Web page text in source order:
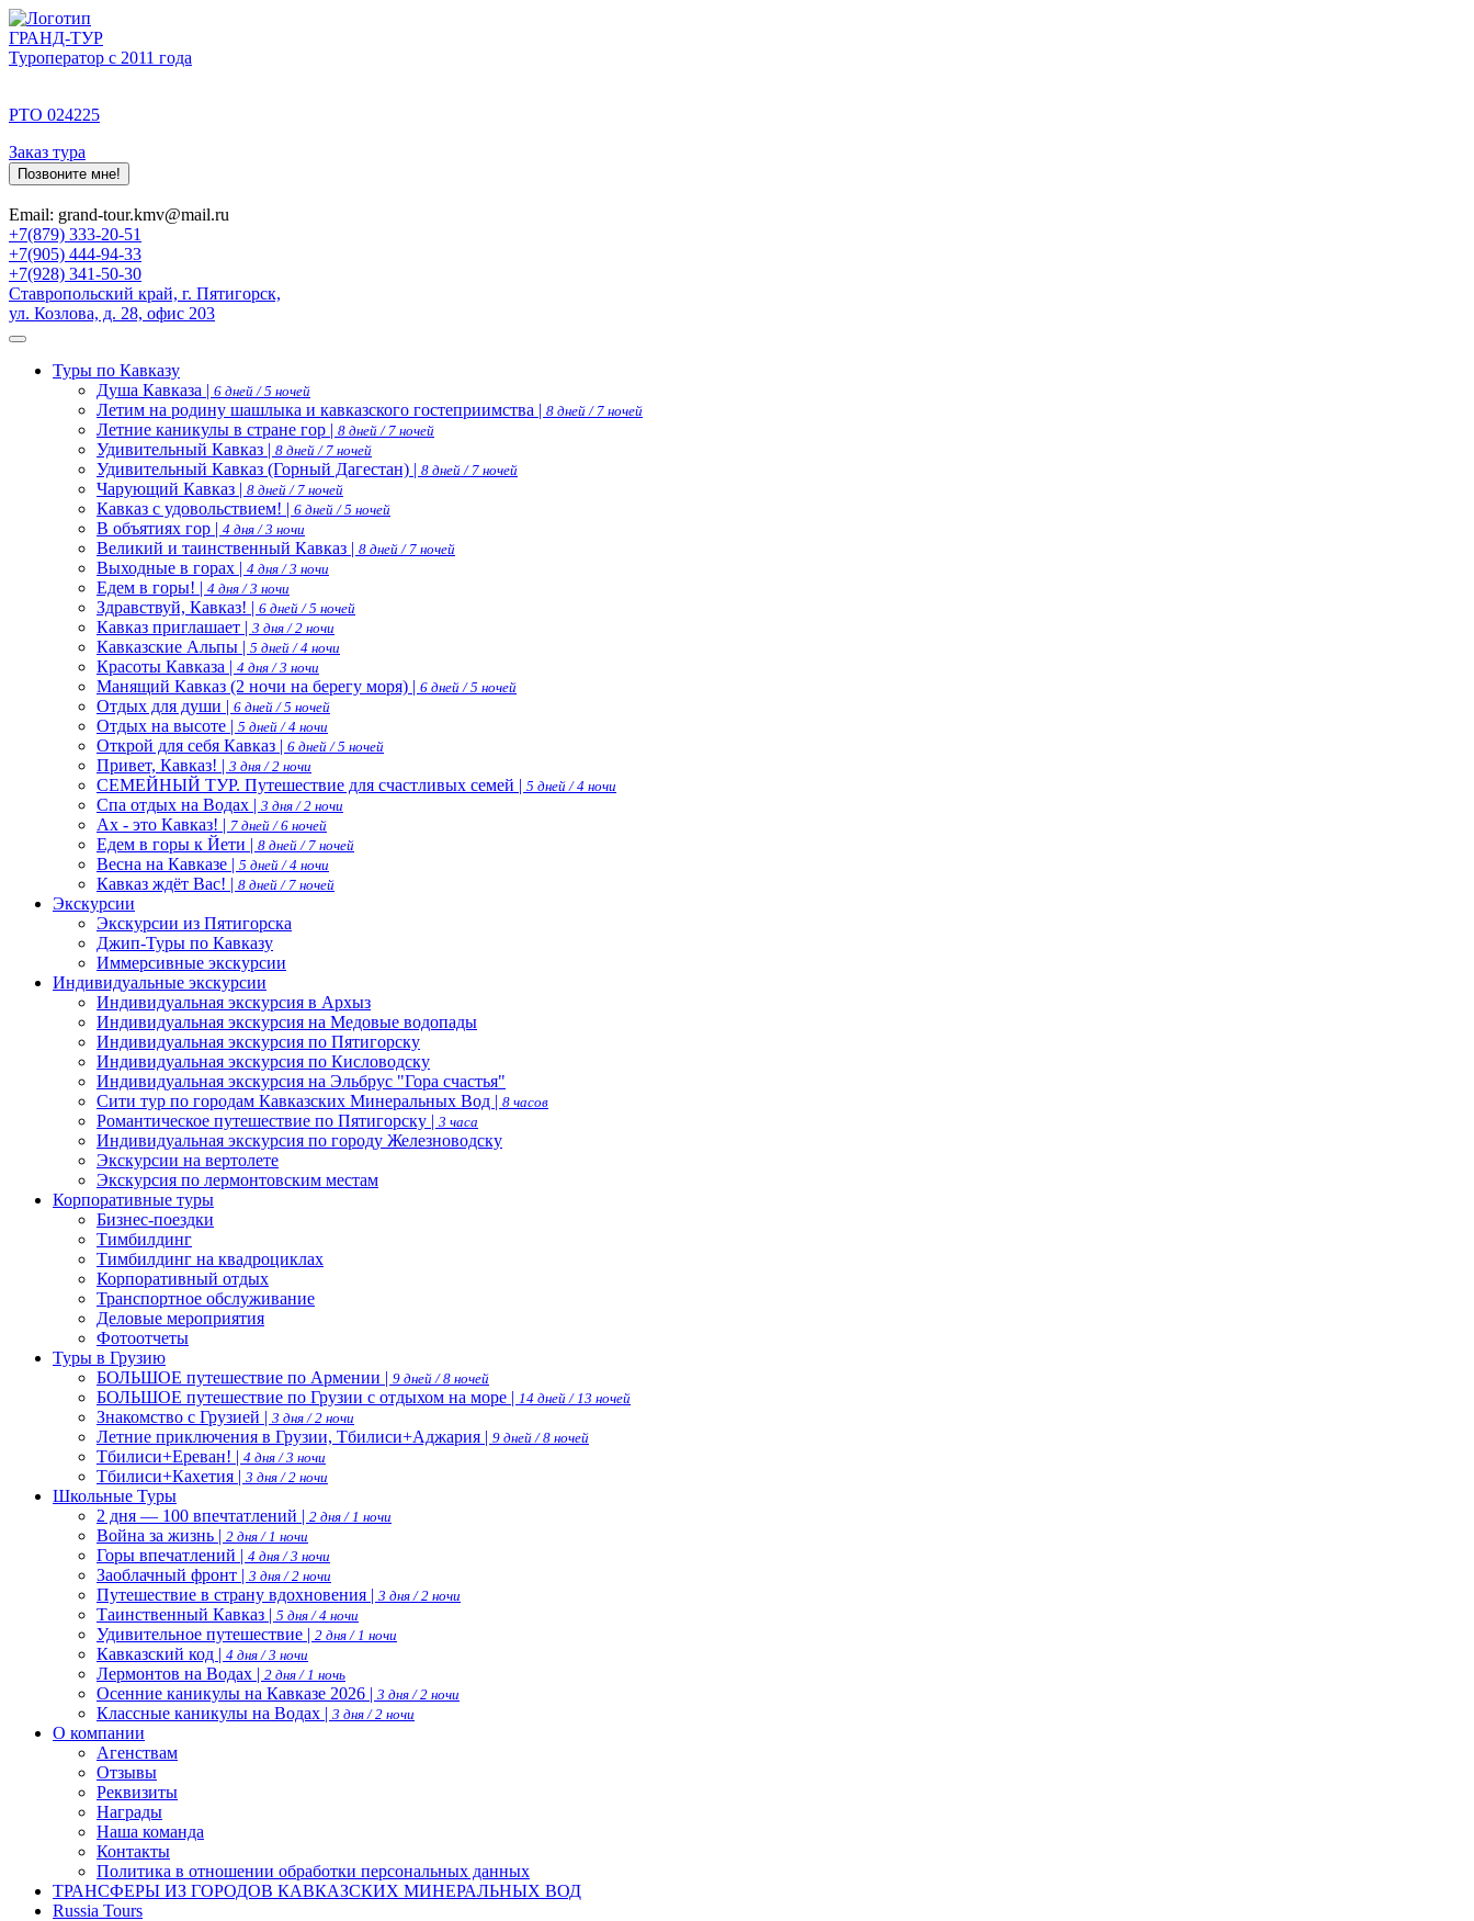
ГРАНД-ТУР
Туроператор с 2011 года
РТО 024225
Заказ тура
Позвоните мне!
Email: grand-tour.kmv@mail.ru
+7(879) 333-20-51
+7(905) 444-94-33
+7(928) 341-50-30
Ставропольский край, г. Пятигорск,
ул. Козлова, д. 28, офис 203
Туры по Кавказу
Душа Кавказа | 6 дней / 5 ночей
Летим на родину шашлыка и кавказского гостеприимства | 8 дней / 7 ночей
Летние каникулы в стране гор | 8 дней / 7 ночей
Удивительный Кавказ | 8 дней / 7 ночей
Удивительный Кавказ (Горный Дагестан) | 8 дней / 7 ночей
Чарующий Кавказ | 8 дней / 7 ночей
Кавказ с удовольствием! | 6 дней / 5 ночей
В объятиях гор | 4 дня / 3 ночи
Великий и таинственный Кавказ | 8 дней / 7 ночей
Выходные в горах | 4 дня / 3 ночи
Едем в горы! | 4 дня / 3 ночи
Здравствуй, Кавказ! | 6 дней / 5 ночей
Кавказ приглашает | 3 дня / 2 ночи
Кавказские Альпы | 5 дней / 4 ночи
Красоты Кавказа | 4 дня / 3 ночи
Манящий Кавказ (2 ночи на берегу моря) | 6 дней / 5 ночей
Отдых для души | 6 дней / 5 ночей
Отдых на высоте | 5 дней / 4 ночи
Открой для себя Кавказ | 6 дней / 5 ночей
Привет, Кавказ! | 3 дня / 2 ночи
СЕМЕЙНЫЙ ТУР. Путешествие для счастливых семей | 5 дней / 4 ночи
Спа отдых на Водах | 3 дня / 2 ночи
Ах - это Кавказ! | 7 дней / 6 ночей
Едем в горы к Йети | 8 дней / 7 ночей
Весна на Кавказе | 5 дней / 4 ночи
Кавказ ждёт Вас! | 8 дней / 7 ночей
Экскурсии
Экскурсии из Пятигорска
Джип-Туры по Кавказу
Иммерсивные экскурсии
Индивидуальные экскурсии
Индивидуальная экскурсия в Архыз
Индивидуальная экскурсия на Медовые водопады
Индивидуальная экскурсия по Пятигорску
Индивидуальная экскурсия по Кисловодску
Индивидуальная экскурсия на Эльбрус "Гора счастья"
Сити тур по городам Кавказских Минеральных Вод | 8 часов
Романтическое путешествие по Пятигорску | 3 часа
Индивидуальная экскурсия по городу Железноводску
Экскурсии на вертолете
Экскурсия по лермонтовским местам
Корпоративные туры
Бизнес-поездки
Тимбилдинг
Тимбилдинг на квадроциклах
Корпоративный отдых
Транспортное обслуживание
Деловые мероприятия
Фотоотчеты
Туры в Грузию
БОЛЬШОЕ путешествие по Армении | 9 дней / 8 ночей
БОЛЬШОЕ путешествие по Грузии с отдыхом на море | 14 дней / 13 ночей
Знакомство с Грузией | 3 дня / 2 ночи
Летние приключения в Грузии, Тбилиси+Аджария | 9 дней / 8 ночей
Тбилиси+Ереван! | 4 дня / 3 ночи
Тбилиси+Кахетия | 3 дня / 2 ночи
Школьные Туры
2 дня — 100 впечтатлений | 2 дня / 1 ночи
Война за жизнь | 2 дня / 1 ночи
Горы впечатлений | 4 дня / 3 ночи
Заоблачный фронт | 3 дня / 2 ночи
Путешествие в страну вдохновения | 3 дня / 2 ночи
Таинственный Кавказ | 5 дня / 4 ночи
Удивительное путешествие | 2 дня / 1 ночи
Кавказский код | 4 дня / 3 ночи
Лермонтов на Водах | 2 дня / 1 ночь
Осенние каникулы на Кавказе 2026 | 3 дня / 2 ночи
Классные каникулы на Водах | 3 дня / 2 ночи
О компании
Агенствам
Отзывы
Реквизиты
Награды
Наша команда
Контакты
Политика в отношении обработки персональных данных
ТРАНСФЕРЫ ИЗ ГОРОДОВ КАВКАЗСКИХ МИНЕРАЛЬНЫХ ВОД
Russia Tours